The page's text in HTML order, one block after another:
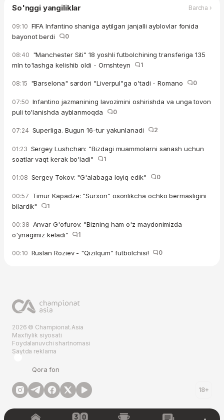
So'nggi yangiliklar Barcha ›
09:10 FIFA Infantino shaniga aytilgan janjalli ayblovlar fonida
bayonot berdi
0
08:40 "Manchester Siti" 18 yoshli futbolchining transferiga 135
mln to'lashga kelishib oldi - Ornshteyn
1
08:15 "Barselona" sardori "Liverpul"ga o'tadi - Romano 0
07:50 Infantino jazmanining lavozimini oshirishda va unga tovon
puli to'lanishda ayblanmoqda
0
07:24 Superliga. Bugun 16-tur yakunlanadi 2
01:23 Sergey Lushchan: "Bizdagi muammolarni sanash uchun
soatlar vaqt kerak bo'ladi"
1
01:08 Sergey Tokov: "G'alabaga loyiq edik" 0
00:57 Timur Kapadze: "Surxon" osonlikcha ochko bermasligini
bilardik"
1
00:38 Anvar G'ofurov: "Bizning ham o'z maydonimizda
o'ynagimiz keladi"
1
00:10 Ruslan Roziev - "Qizilqum" futbolchisi! 0
2026 © Championat.Asia
Maxfiylik siyosati
Foydalanuvchi shartnomasi
Saytda reklama
Qora fon
18+